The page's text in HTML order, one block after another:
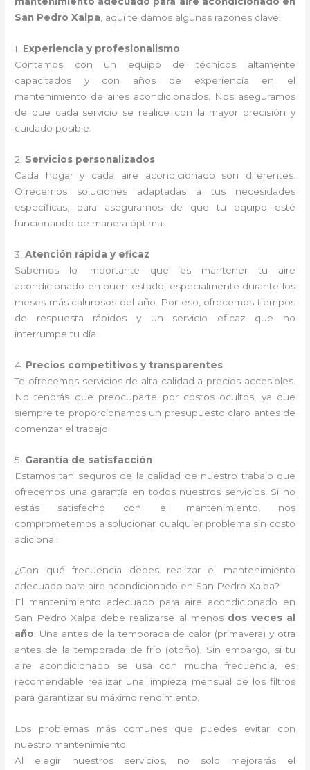
San Pedro Xalpa , aquí te damos algunas razones clave:
1. Experiencia y profesionalismo
Contamos con un equipo de técnicos altamente
capacitados y con años de experiencia en el
mantenimiento de aires acondicionados. Nos aseguramos
de que cada servicio se realice con la mayor precisión y
cuidado posible.
2. Servicios personalizados
Cada hogar y cada aire acondicionado son diferentes.
Ofrecemos soluciones adaptadas a tus necesidades
específicas, para asegurarnos de que tu equipo esté
funcionando de manera óptima.
3.Atención rápida y eficaz
Sabemos lo importante que es mantener tu aire
acondicionado en buen estado, especialmente durante los
meses más calurosos del año. Por eso, ofrecemos tiempos
de respuesta rápidos y un servicio eficaz que no
interrumpe tu día.
4. Precios competitivos y transparentes
Te ofrecemos servicios de alta calidad a precios accesibles.
No tendrás que preocuparte por costos ocultos, ya que
siempre te proporcionamos un presupuesto claro antes de
comenzar el trabajo.
5. Garantía de satisfacción
Estamos tan seguros de la calidad de nuestro trabajo que
ofrecemos una garantía en todos nuestros servicios. Si no
estás satisfecho con el mantenimiento, nos
comprometemos a solucionar cualquier problema sin costo
adicional.
¿Con qué frecuencia debes realizar el mantenimiento
adecuado para aire acondicionado en San Pedro Xalpa?
El mantenimiento adecuado para aire acondicionado en
San Pedro Xalpa debe realizarse al menos dos veces al
año. Una antes de la temporada de calor (primavera) y otra
antes de la temporada de frío (otoño). Sin embargo, si tu
aire acondicionado se usa con mucha frecuencia, es
recomendable realizar una limpieza mensual de los filtros
para garantizar su máximo rendimiento.
Los problemas más comunes que puedes evitar con
nuestro mantenimiento
Al elegir nuestros servicios, no solo mejorarás el